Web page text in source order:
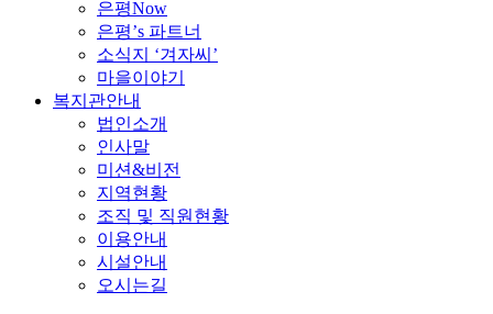
은평Now
은평’s 파트너
소식지 ‘겨자씨’
마을이야기
복지관안내
법인소개
인사말
미션&비전
지역현황
조직 및 직원현황
이용안내
시설안내
오시는길